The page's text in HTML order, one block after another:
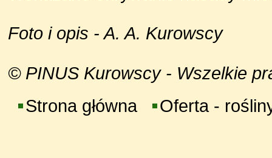
Foto i opis - A. A. Kurowscy
© PINUS Kurowscy - Wszelkie
Strona główna
Oferta -